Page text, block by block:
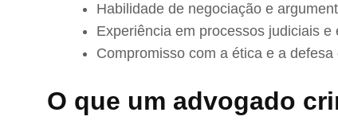
Habilidade de negociação e
Experiência em processos judiciais e
Compromisso com a ética e a
O que um advogado